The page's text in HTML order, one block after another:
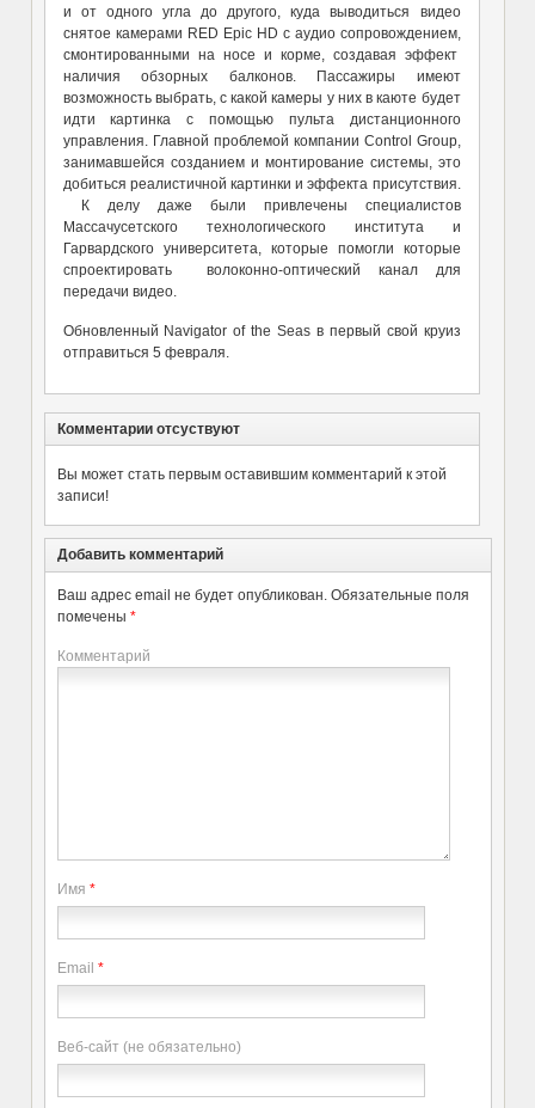
и от одного угла до другого, куда выводиться видео
снятое камерами RED Epic HD с аудио сопровождением,
смонтированными на носе и корме, создавая эффект
наличия обзорных балконов. Пассажиры имеют
возможность выбрать, с какой камеры у них в каюте будет
идти картинка с помощью пульта дистанционного
управления. Главной проблемой компании Control Group,
занимавшейся созданием и монтирование системы, это
добиться реалистичной картинки и эффекта присутствия.
К делу даже были привлечены специалистов
Массачусетского технологического института и
Гарвардского университета, которые помогли которые
спроектировать волоконно-оптический канал для
передачи видео.
Обновленный Navigator of the Seas в первый свой круиз
отправиться 5 февраля.
Комментарии отсуствуют
Вы может стать первым оставившим комментарий к этой
записи!
Добавить комментарий
Ваш адрес email не будет опубликован. Обязательные поля
помечены *
Комментарий
Имя *
Email *
Веб-сайт (не обязательно)